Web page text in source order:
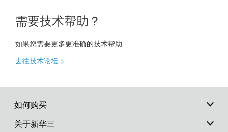
需要技术帮助？
如果您需要更多更准确的技术帮助
去往技术论坛 >
如何购买
关于新华三